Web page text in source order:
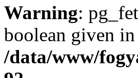
Warning:
boolean given in
/data/www/